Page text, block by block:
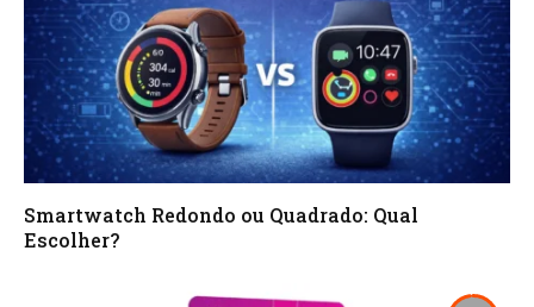
Smartwatch Redondo ou Quadrado: Qual
Escolher?